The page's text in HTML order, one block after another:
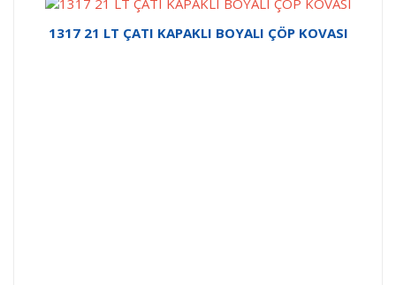
1317 21 LT ÇATI KAPAKLI BOYALI ÇÖP KOVASI